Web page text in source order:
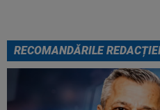
RECOMANDĂRILE